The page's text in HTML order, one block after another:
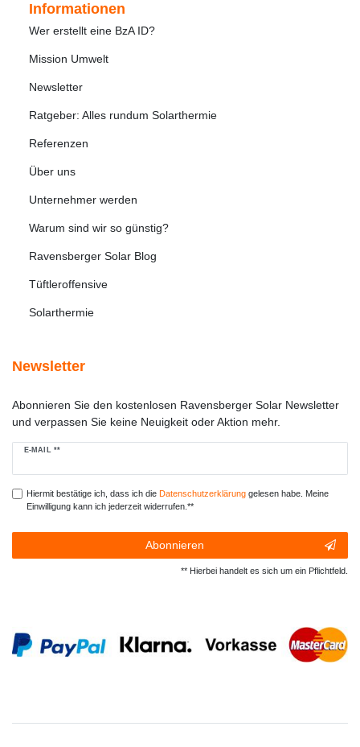
Informationen
Wer erstellt eine BzA ID?
Mission Umwelt
Newsletter
Ratgeber: Alles rundum Solarthermie
Referenzen
Über uns
Unternehmer werden
Warum sind wir so günstig?
Ravensberger Solar Blog
Tüftleroffensive
Solarthermie
Newsletter
Abonnieren Sie den kostenlosen Ravensberger Solar Newsletter
und verpassen Sie keine Neuigkeit oder Aktion mehr.
E-MAIL **
Newsletter
Hiermit bestätige ich, dass ich die Daten­schutz­erklärunggelesen habe. Meine
Einwilligung kann ich jederzeit widerrufen.**
Abonnieren
** Hierbei handelt es sich um ein Pflichtfeld.